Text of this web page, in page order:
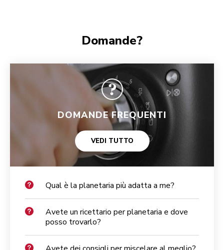
Domande?
DOMANDE FREQUENTI
VEDI TUTTO
Qual è la planetaria più adatta a me?
Avete un ricettario per planetaria e dove
posso trovarlo?